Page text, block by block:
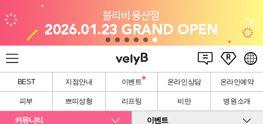
BEST 지점안내 이벤트 온라인상담 온라인예약
피부 쁘띠성형 리프팅 비만 병원소개
커뮤니티 이벤트